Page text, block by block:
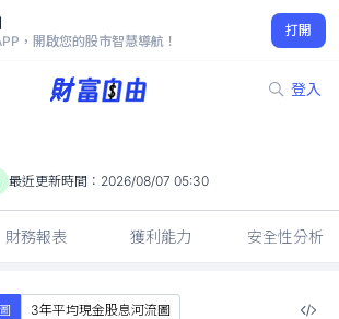
，開啟您的股市智慧導航！
打開
登入
12.80
-1.53%
最近更新時間： 2026/08/07 05:30
財務報表 獲利能力 安全性分析
3年平均現金股息河流圖